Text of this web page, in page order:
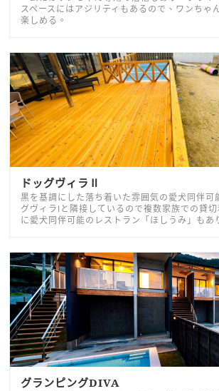
スペースにはアジリティもあるので、ワンちゃ
楽しめる。
ドッグヴィラⅡ
黒を基調にした落ち着いた雰囲気の愛犬同伴可
グヴィラⅠと隣接しているので複数家族での貸
に愛犬同伴可能のレストラン「ほしうみ」もあ
グランピングDIVA